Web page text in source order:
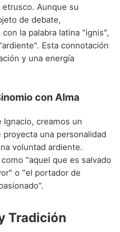
Aunque su
de debate,
la palabra latina "ignis",
Esta connotación
y una energía
con Alma
Ignacio, creamos un
una personalidad
voluntad ardiente.
"aquel que es salvado
o "el portador de
Tradición